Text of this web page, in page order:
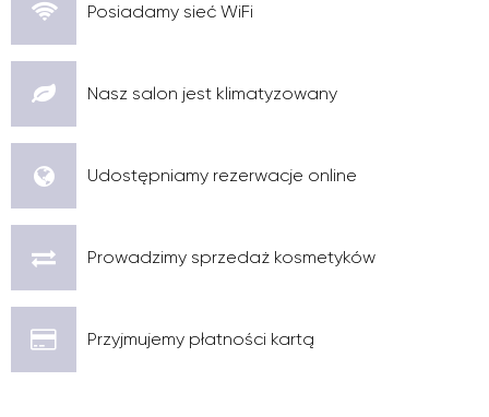
Posiadamy sieć WiFi
Nasz salon jest klimatyzowany
Udostępniamy rezerwacje online
Prowadzimy sprzedaż kosmetyków
Przyjmujemy płatności kartą